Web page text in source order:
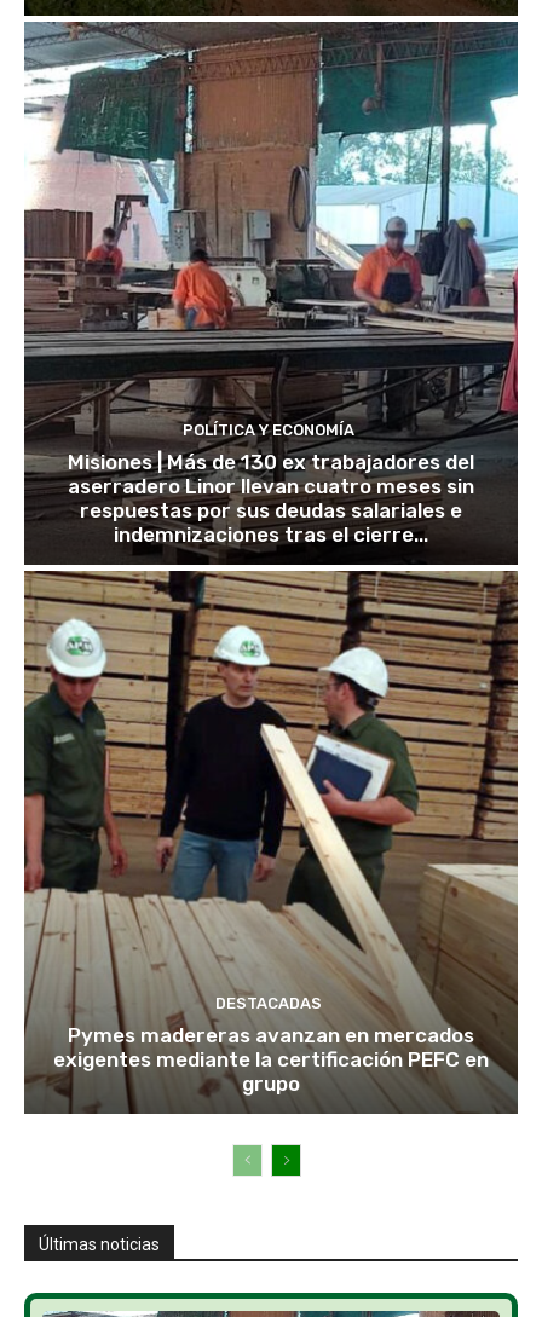
POLÍTICA Y ECONOMÍA
Misiones | Más de 130 ex trabajadores del
aserradero Linor llevan cuatro meses sin
respuestas por sus deudas salariales e
indemnizaciones tras el cierre...
DESTACADAS
Pymes madereras avanzan en mercados
exigentes mediante la certificación PEFC en
grupo
Últimas noticias